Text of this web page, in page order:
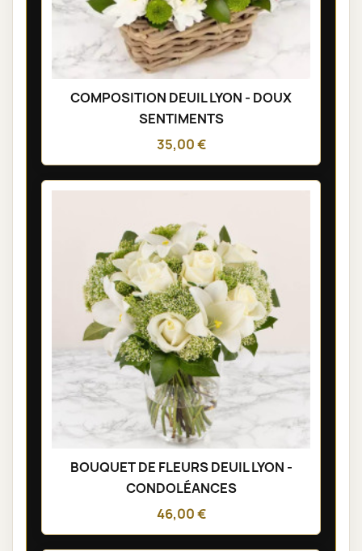
COMPOSITION DEUIL LYON - DOUX
SENTIMENTS
35,00 €
BOUQUET DE FLEURS DEUIL LYON -
CONDOLÉANCES
46,00 €